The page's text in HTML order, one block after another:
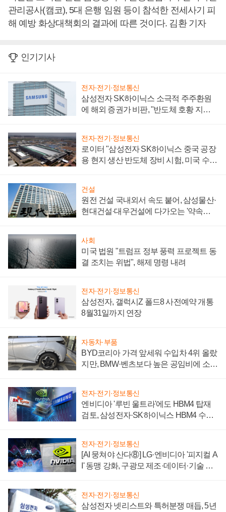
관리공사(캠코), 5대 은행 임원 등이 참석한 전세사기 피
해 예방 화상대책회의 결과에 따른 것이다. 김환 기자
인기기사
전자·전기·정보통신
삼성전자 SK하이닉스 소극적 주주환원
에 해외 증권가 비판, "반도체 호황 지속
전자·전기·정보통신
로이터 "삼성전자 SK하이닉스 중국 공장
용 현지 생산 반도체 장비 시험, 미국 수출
건설
원전 건설 국내외서 속도 붙어, 삼성물산·
현대건설·대우건설에 다가오는 '약속의
사회
미국 법원 "트럼프 정부 풍력 프로젝트 동
결 조치는 위법", 해제 명령 내려
전자·전기·정보통신
삼성전자, 갤럭시Z 폴드8 사전예약 개통
8월31일까지 연장
자동차·부품
BYD코리아 가격 앞세워 수입차 4위 올랐
지만, BMW·벤츠보다 높은 공임비에 소비
전자·전기·정보통신
엔비디아 '루빈 울트라'에도 HBM4 탑재
검토, 삼성전자·SK하이닉스 HBM4 수율
전자·전기·정보통신
[AI 뭉쳐야 산다⑧] LG·엔비디아 '피지컬 A
I' 동맹 강화, 구광모 제조·데이터·기술 결
전자·전기·정보통신
삼성전자 넷리스트와 특허분쟁 매듭, 5년